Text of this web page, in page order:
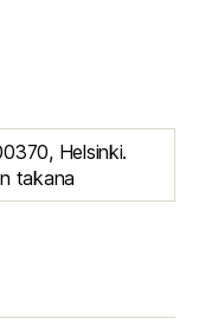
Helsinki.
takana